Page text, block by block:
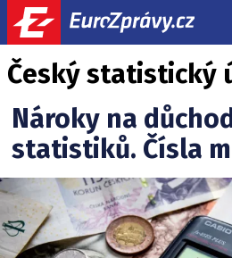
Český statistický
Nároky na
statistiků. Čísla